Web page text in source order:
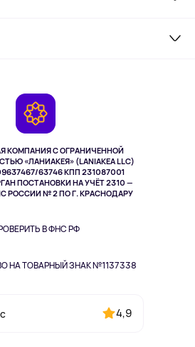
КОМПАНИЯ С ОГРАНИЧЕННОЙ
«ЛАНИАКЕЯ» (LANIAKEA LLC)
63746 КПП 231087001
ПОСТАНОВКИ НА УЧЁТ 2310 —
РОССИИ № 2 ПО Г. КРАСНОДАРУ
В ФНС РФ
НА ТОВАРНЫЙ ЗНАК №1137338
4,9